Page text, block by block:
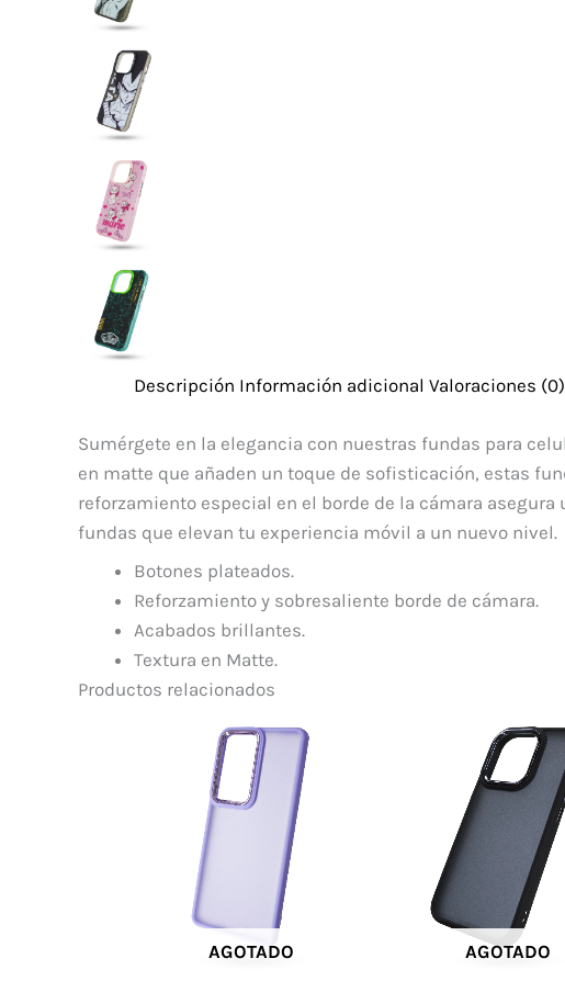
Descripción Información adicional Valoraciones (0)
Sumérgete en la elegancia con nuestras fundas para
en matte que añaden un toque de sofisticación, estas
reforzamiento especial en el borde de la cámara
fundas que elevan tu experiencia móvil a un nuevo nivel.
Botones plateados.
Reforzamiento y sobresaliente borde de cámara.
Acabados brillantes.
Textura en Matte.
Productos relacionados
AGOTADO AGOTADO